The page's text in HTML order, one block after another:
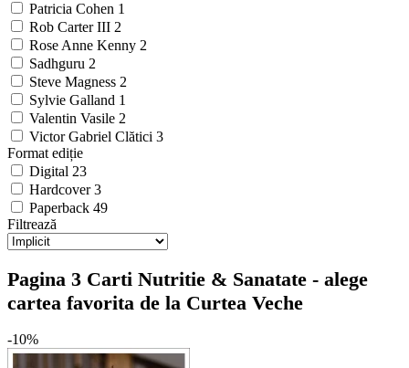
Patricia Cohen 1
Rob Carter III 2
Rose Anne Kenny 2
Sadhguru 2
Steve Magness 2
Sylvie Galland 1
Valentin Vasile 2
Victor Gabriel Clătici 3
Format ediție
Digital 23
Hardcover3
Paperback 49
Filtrează
Pagina 3 Carti Nutritie & Sanatate - alege
cartea favorita de la Curtea Veche
-10%